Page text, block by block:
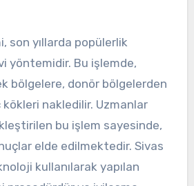
son yıllarda popülerlik
yöntemidir. Bu işlemde,
bölgelere, donör bölgelerden
kökleri nakledilir. Uzmanlar
bu işlem sayesinde,
elde edilmektedir. Sivas
kullanılarak yapılan